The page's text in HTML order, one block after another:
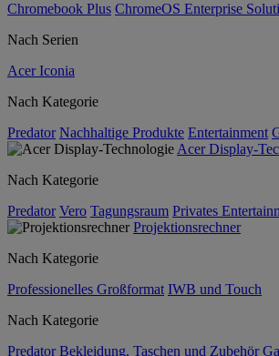
Chromebook Plus ChromeOS Enterprise
Nach Serien
Acer Iconia
Nach Kategorie
Predator Nachhaltige Produkte Entertainment
Acer Display-
Nach Kategorie
Predator Vero Tagungsraum Privates
Projektionsrechner
Nach Kategorie
Professionelles Großformat IWB und Touch
Nach Kategorie
Predator Bekleidung, Taschen und Zubehör